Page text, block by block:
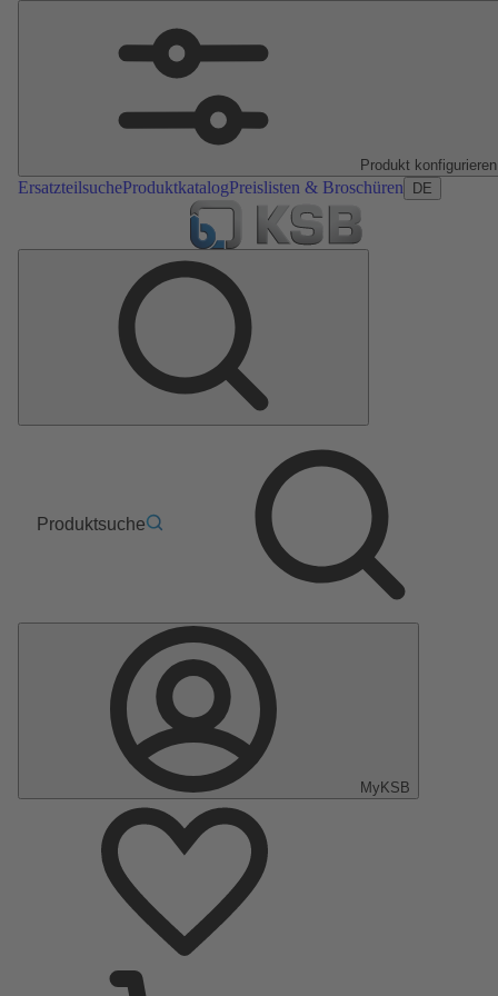
Produkt konfigurieren
ErsatzteilsucheProduktkatalogPreislisten & Broschüren DE
Produktsuche
MyKSB